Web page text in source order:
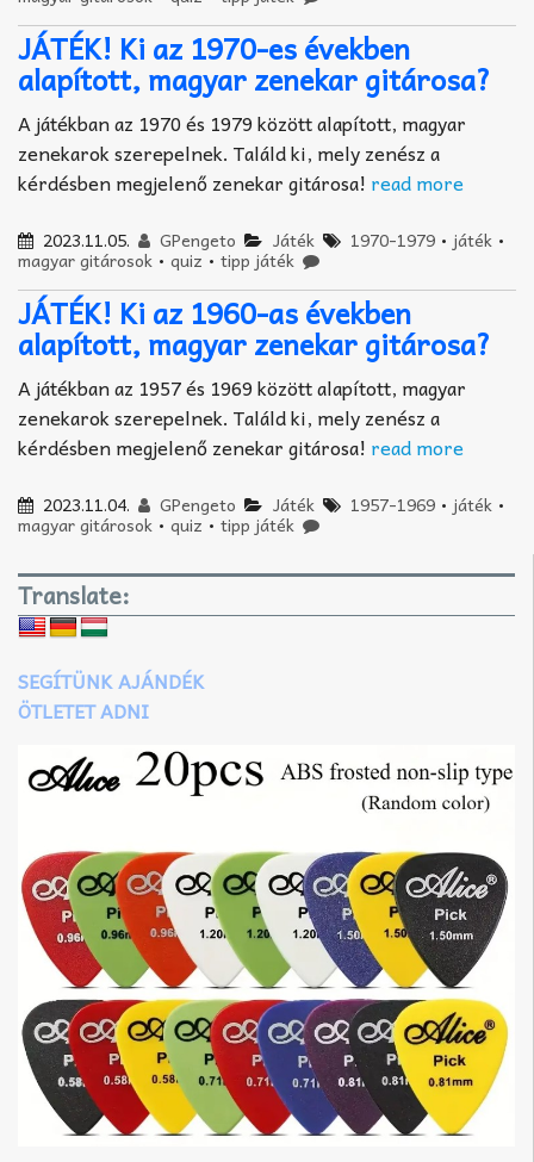
JÁTÉK! Ki az 1970-es években
alapított, magyar zenekar gitárosa?
A játékban az 1970 és 1979 között alapított, magyar
zenekarok szerepelnek. Találd ki, mely zenész a
kérdésben megjelenő zenekar gitárosa! read more
2023.11.05. GPengeto Játék 1970-1979• játék•
magyar gitárosok • quiz • tipp játék
JÁTÉK! Ki az 1960-as években
alapított, magyar zenekar gitárosa?
A játékban az 1957 és 1969 között alapított, magyar
zenekarok szerepelnek. Találd ki, mely zenész a
kérdésben megjelenő zenekar gitárosa! read more
2023.11.04. GPengeto Játék 1957-1969• játék•
magyar gitárosok • quiz• tipp játék
Translate:
SEGÍTÜNK AJÁNDÉK
ÖTLETET ADNI